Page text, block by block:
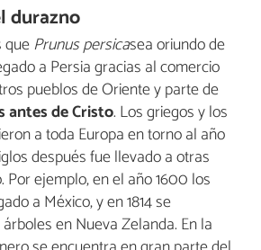
durazno
quePrunus persicasea oriundo de
a Persia gracias al comercio
pueblos de Oriente y parte de
antes de Cristo. Los griegos y los
a toda Europa en torno al año
después fue llevado a otras
Por ejemplo, en el año 1600 los
a México, y en 1814 se
en Nueva Zelanda. En la